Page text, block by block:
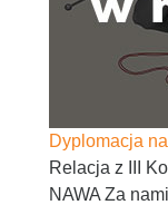
Dyplomacja
Relacja z III
NAWA Za